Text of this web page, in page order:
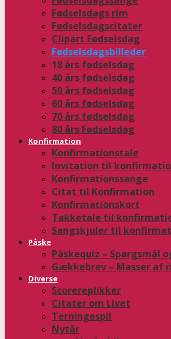
Fødselsdags rim
Fødselsdagscitater
Clipart Fødselsdag
Fødselsdagsbilleder
18 års fødselsdag
40 års fødselsdag
50 års fødselsdag
60 års fødselsdag
70 års fødselsdag
80 års Fødselsdag
Konfirmation
Konfirmationstale
Invitation til
Konfirmationssange
Citat til Konfirmation
Konfirmationskort
Takketale til
Sangskjuler til
Påske
Påskequiz – Spørgsmål
Gækkebrev – Masser af
Diverse
Scorereplikker
Citater om Livet
Terningespil
Nytår